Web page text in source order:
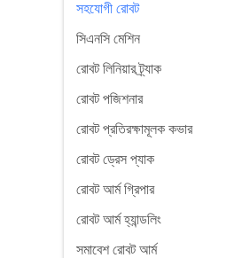
সহযোগী রোবট
সিএনসি মেশিন
রোবট লিনিয়ার ট্র্যাক
রোবট পজিশনার
রোবট প্রতিরক্ষামূলক কভার
রোবট ড্রেস প্যাক
রোবট আর্ম গ্রিপার
রোবট আর্ম হ্যান্ডলিং
সমাবেশ রোবট আর্ম